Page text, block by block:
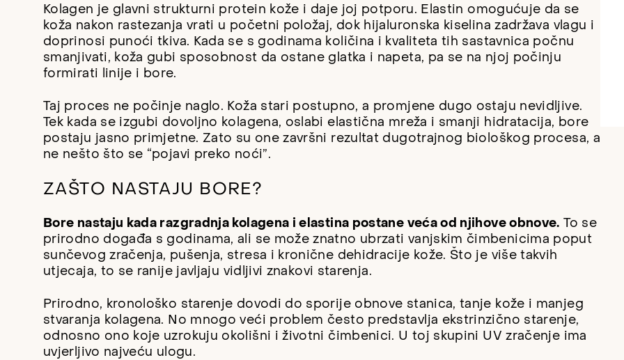
Kolagen je glavni strukturni protein kože i daje joj potporu. Elastin omogućuje da se
koža nakon rastezanja vrati u početni položaj, dok hijaluronska kiselina zadržava vlagu i
doprinosi punoći tkiva. Kada se s godinama količina i kvaliteta tih sastavnica počnu
smanjivati, koža gubi sposobnost da ostane glatka i napeta, pa se na njoj počinju
formirati linije i bore.
Taj proces ne počinje naglo. Koža stari postupno, a promjene dugo ostaju nevidljive.
Tek kada se izgubi dovoljno kolagena, oslabi elastična mreža i smanji hidratacija, bore
postaju jasno primjetne. Zato su one završni rezultat dugotrajnog biološkog procesa, a
ne nešto što se “pojavi preko noći”.
ZAŠTO NASTAJU BORE?
Bore nastaju kada razgradnja kolagena i elastina postane veća od njihove obnove. To se
prirodno događa s godinama, ali se može znatno ubrzati vanjskim čimbenicima poput
sunčevog zračenja, pušenja, stresa i kronične dehidracije kože. Što je više takvih
utjecaja, to se ranije javljaju vidljivi znakovi starenja.
Prirodno, kronološko starenje dovodi do sporije obnove stanica, tanje kože i manjeg
stvaranja kolagena. No mnogo veći problem često predstavlja ekstrinzično starenje,
odnosno ono koje uzrokuju okolišni i životni čimbenici. U toj skupini UV zračenje ima
uvjerljivo najveću ulogu.